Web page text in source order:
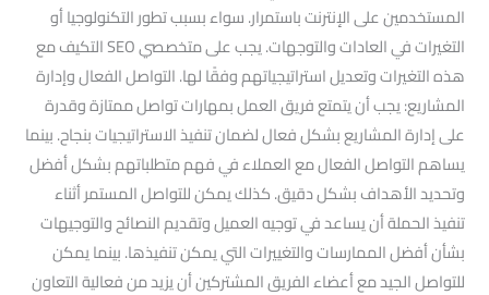
المستخدمين على الإنترنت باستمرار. سواء بسبب تطور التكنولوجيا أو
التغيرات في العادات والتوجهات. يجب على متخصصي SEO التكيف مع
هذه التغيرات وتعديل استراتيجياتهم وفقًا لها. التواصل الفعال وإدارة
المشاريع: يجب أن يتمتع فريق العمل بمهارات تواصل ممتازة وقدرة
على إدارة المشاريع بشكل فعال لضمان تنفيذ الاستراتيجيات بنجاح. بينما
يساهم التواصل الفعال مع العملاء في فهم متطلباتهم بشكل أفضل
وتحديد الأهداف بشكل دقيق. كذلك يمكن للتواصل المستمر أثناء
تنفيذ الحملة أن يساعد في توجيه العميل وتقديم النصائح والتوجيهات
بشأن أفضل الممارسات والتغييرات التي يمكن تنفيذها. بينما يمكن
للتواصل الجيد مع أعضاء الفريق المشتركين أن يزيد من فعالية التعاون